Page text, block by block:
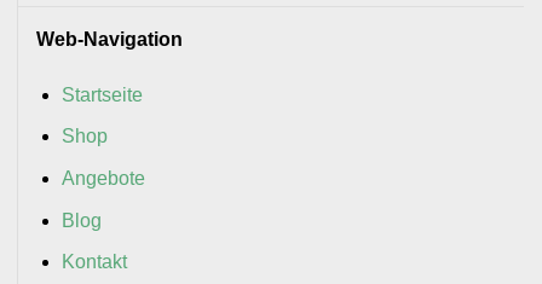
Web-Navigation
Startseite
Shop
Angebote
Blog
Kontakt